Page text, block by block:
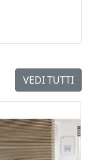
VEDI TUTTI